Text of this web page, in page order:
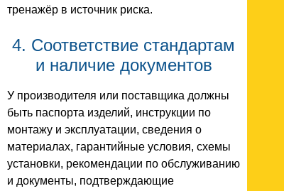
тренажёр в источник риска.
4. Соответствие стандартам
и наличие документов
У производителя или поставщика должны
быть паспорта изделий, инструкции по
монтажу и эксплуатации, сведения о
материалах, гарантийные условия, схемы
установки, рекомендации по обслуживанию
и документы, подтверждающие